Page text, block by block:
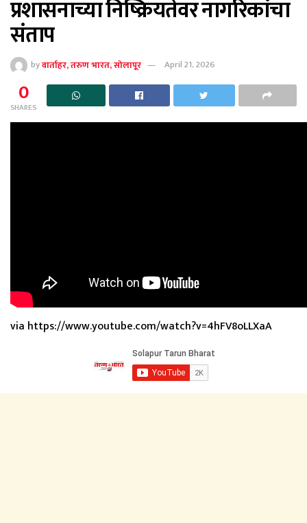
प्रशासनाच्या निष्क्रियतेवर नागरिकांचा
संताप
byवार्ताहर, तरुण भारत, सोलापूर April 21, 2026
0
SHARES
via https://www.youtube.com/watch?v=4hFV8oLLXaA